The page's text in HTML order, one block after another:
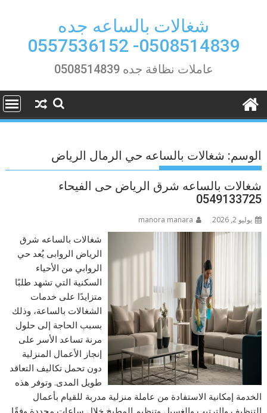
شغالات بالساعه جده
0508514839- 0557536152
عاملات نظافة جده 0508514839
الوسم: شغالات بالساعه حي الرمال الرياض
شغالات بالساعه شرق الرياض حى الفيحاء
0549133725
يوليو 2, 2026 manora manara
شغالات بالساعه شرق
الرياض الروابى يُعد حي
الروابي من الأحياء
السكنية التي تشهد طلبًا
متزايدًا على خدمات
الشغالات بالساعة، وذلك
بسبب الحاجة إلى حلول
مرنة تساعد الأسر على
إنجاز الأعمال المنزلية
دون تحمل تكاليف التعاقد
طويل المدى. وتوفر هذه
الخدمة إمكانية الاستفادة من عاملة منزلية مدربة للقيام بأعمال
التنظيف والترتيب والغسيل وتنظيم المطبخ خلال ساعات محددة وفقًا